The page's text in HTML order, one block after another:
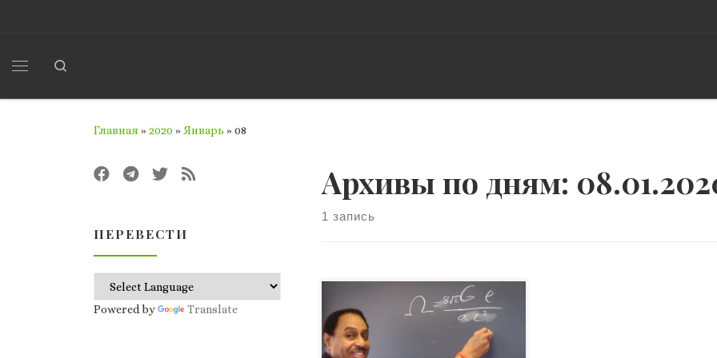
Главная »2020 »Январь »08
Архивы по дням:
1 запись
Профессор физики из
Университета Коннектикута
Рон Маллетт в интервью CNN
ПЕРЕВЕСТИ
Powered by Translate